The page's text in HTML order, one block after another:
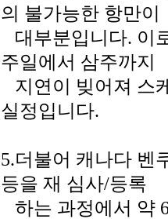
의 불가능한 항만이
대부분입니다. 이
주일에서 삼주까지
지연이 빚어져 스
실정입니다.
5.더불어 캐나다 벤
등을 재 심사/등록
하는 과정에서 약